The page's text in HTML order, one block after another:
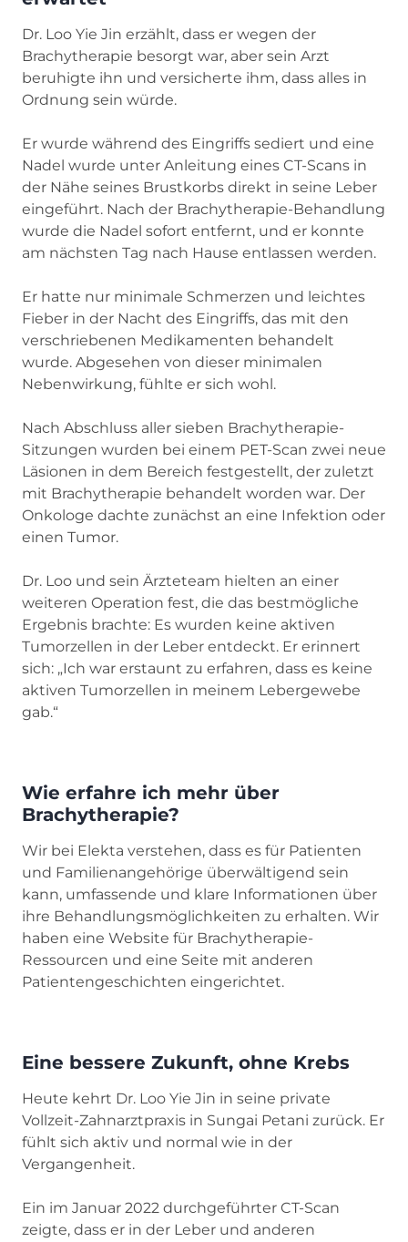
Dr. Loo Yie Jin erzählt, dass er wegen der
Brachytherapie besorgt war, aber sein Arzt
beruhigte ihn und versicherte ihm, dass alles in
Ordnung sein würde.
Er wurde während des Eingriffs sediert und eine
Nadel wurde unter Anleitung eines CT-Scans in
der Nähe seines Brustkorbs direkt in seine Leber
eingeführt. Nach der Brachytherapie-Behandlung
wurde die Nadel sofort entfernt, und er konnte
am nächsten Tag nach Hause entlassen werden.
Er hatte nur minimale Schmerzen und leichtes
Fieber in der Nacht des Eingriffs, das mit den
verschriebenen Medikamenten behandelt
wurde. Abgesehen von dieser minimalen
Nebenwirkung, fühlte er sich wohl.
Nach Abschluss aller sieben Brachytherapie-
Sitzungen wurden bei einem PET-Scan zwei neue
Läsionen in dem Bereich festgestellt, der zuletzt
mit Brachytherapie behandelt worden war. Der
Onkologe dachte zunächst an eine Infektion oder
einen Tumor.
Dr. Loo und sein Ärzteteam hielten an einer
weiteren Operation fest, die das bestmögliche
Ergebnis brachte: Es wurden keine aktiven
Tumorzellen in der Leber entdeckt. Er erinnert
sich: „Ich war erstaunt zu erfahren, dass es keine
aktiven Tumorzellen in meinem Lebergewebe
gab.“
Wie erfahre ich mehr über
Brachytherapie?
Wir bei Elekta verstehen, dass es für Patienten
und Familienangehörige überwältigend sein
kann, umfassende und klare Informationen über
ihre Behandlungsmöglichkeiten zu erhalten. Wir
haben eine Website für Brachytherapie-
Ressourcen und eine Seite mit anderen
Patientengeschichten eingerichtet.
Eine bessere Zukunft, ohne Krebs
Heute kehrt Dr. Loo Yie Jin in seine private
Vollzeit-Zahnarztpraxis in Sungai Petani zurück. Er
fühlt sich aktiv und normal wie in der
Vergangenheit.
Ein im Januar 2022 durchgeführter CT-Scan
zeigte, dass er in der Leber und anderen